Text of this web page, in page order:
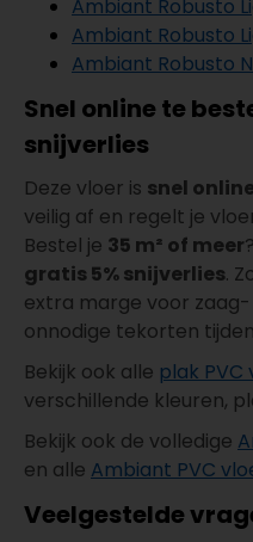
Ambiant Robusto
Ambiant Robusto
Ambiant Robusto
Snel online te
snijverlies
Deze vloer is snel
veilig af en regelt je
Bestel je 35 m² of meer
gratis 5% snijverlies.
extra marge voor
onnodige tekorten
Bekijk ook alle plak PVC
verschillende kleuren,
Bekijk ook de volledige
en alle Ambiant PVC
Veelgestelde